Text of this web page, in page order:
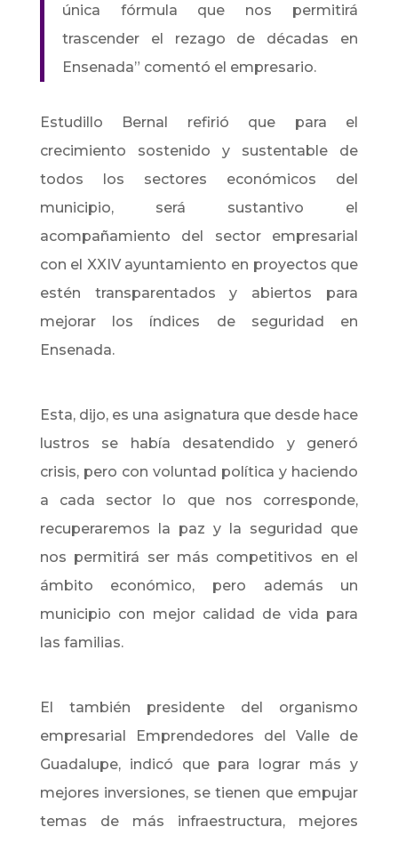
única fórmula que nos permitirá
trascender el rezago de décadas en
Ensenada” comentó el empresario.
Estudillo Bernal refirió que para el
crecimiento sostenido y sustentable de
todos los sectores económicos del
municipio, será sustantivo el
acompañamiento del sector empresarial
con el XXIV ayuntamiento en proyectos que
estén transparentados y abiertos para
mejorar los índices de seguridad en
Ensenada.
Esta, dijo, es una asignatura que desde hace
lustros se había desatendido y generó
crisis, pero con voluntad política y haciendo
a cada sector lo que nos corresponde,
recuperaremos la paz y la seguridad que
nos permitirá ser más competitivos en el
ámbito económico, pero además un
municipio con mejor calidad de vida para
las familias.
El también presidente del organismo
empresarial Emprendedores del Valle de
Guadalupe, indicó que para lograr más y
mejores inversiones, se tienen que empujar
temas de más infraestructura, mejores